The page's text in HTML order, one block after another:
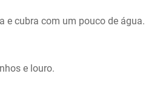
e cubra com um pouco de água.
e louro.